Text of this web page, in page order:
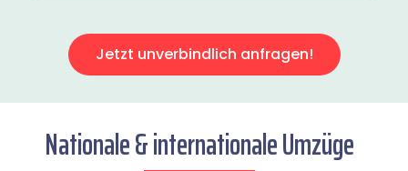
Jetzt unverbindlich anfragen!
Nationale & internationale Umzüge